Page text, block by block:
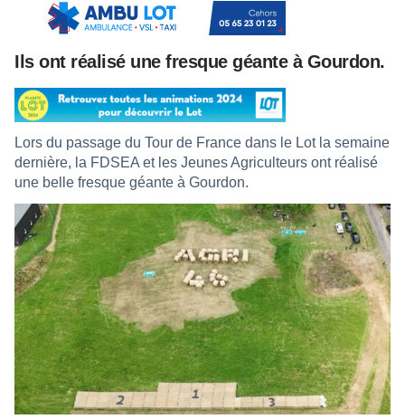
Ils ont réalisé une fresque géante à Gourdon.
Lors du passage du Tour de France dans le Lot la semaine
dernière, la FDSEA et les Jeunes Agriculteurs ont réalisé
une belle fresque géante à Gourdon.